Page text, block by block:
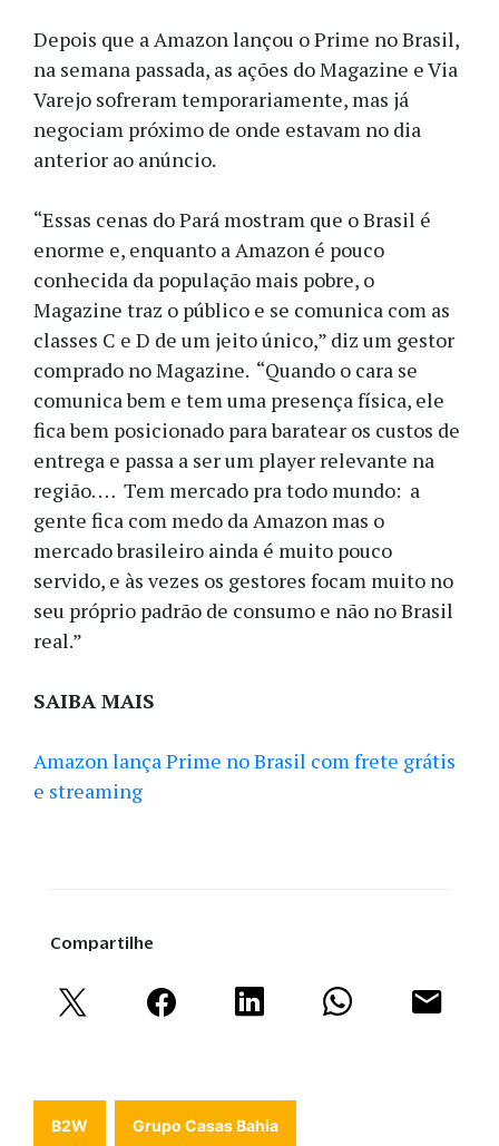
Depois que a Amazon lançou o Prime no Brasil,
na semana passada, as ações do Magazine e Via
Varejo sofreram temporariamente, mas já
negociam próximo de onde estavam no dia
anterior ao anúncio.
“Essas cenas do Pará mostram que o Brasil é
enorme e, enquanto a Amazon é pouco
conhecida da população mais pobre, o
Magazine traz o público e se comunica com as
classes C e D de um jeito único,” diz um gestor
comprado no Magazine. “Quando o cara se
comunica bem e tem uma presença física, ele
fica bem posicionado para baratear os custos de
entrega e passa a ser um player relevante na
região. … Tem mercado pra todo mundo: a
gente fica com medo da Amazon mas o
mercado brasileiro ainda é muito pouco
servido, e às vezes os gestores focam muito no
seu próprio padrão de consumo e não no Brasil
real.”
SAIBA MAIS
Amazon lança Prime no Brasil com frete grátis
e streaming
Compartilhe
B2W Grupo Casas Bahia